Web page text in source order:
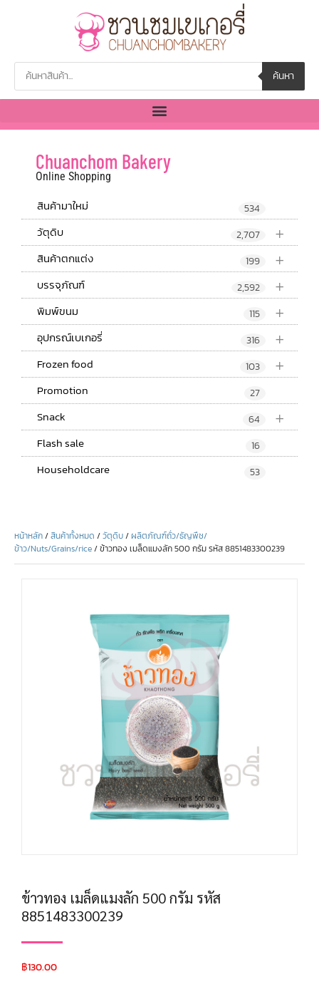
ค้นหา
Chuanchom Bakery
Online Shopping
สินค้ามาใหม่ 534
+
วัตุดิบ 2,707
+
สินค้าตกแต่ง 199
+
บรรจุภัณฑ์ 2,592
+
พิมพ์ขนม 115
+
อุปกรณ์เบเกอรี่ 316
+
Frozen food 103
Promotion 27
+
Snack 64
Flash sale 16
Householdcare 53
หน้าหลัก/สินค้าทั้งหมด /วัตุดิบ/ผลิตภัณฑ์ถั่ว/ธัญพืช/
ข้าว/Nuts/Grains/rice/ ข้าวทอง เมล็ดแมงลัก 500 กรัม รหัส 8851483300239
ข้าวทอง เมล็ดแมงลัก 500 กรัม รหัส
8851483300239
฿130.00